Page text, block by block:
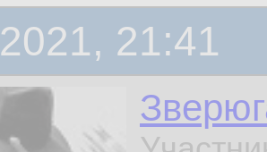
21:41